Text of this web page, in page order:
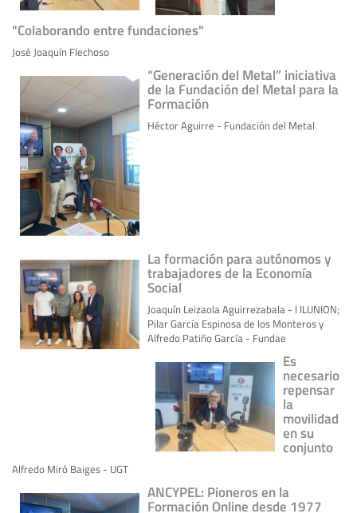
"Colaborando entre fundaciones"
José Joaquín Flechoso
“Generación del Metal” iniciativa
de la Fundación del Metal para la
Formación
Héctor Aguirre - Fundación del Metal
La formación para autónomos y
trabajadores de la Economía
Social
Joaquín Leizaola Aguirrezabala - l ILUNION;
Pilar García Espinosa de los Monteros y
Alfredo Patiño García - Fundae
Es
necesario
repensar
la
movilidad
en su
conjunto
Alfredo Miró Baiges - UGT
ANCYPEL: Pioneros en la
Formación Online desde 1977